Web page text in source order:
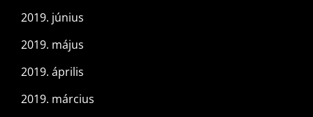
2019. június
2019. május
2019. április
2019. március